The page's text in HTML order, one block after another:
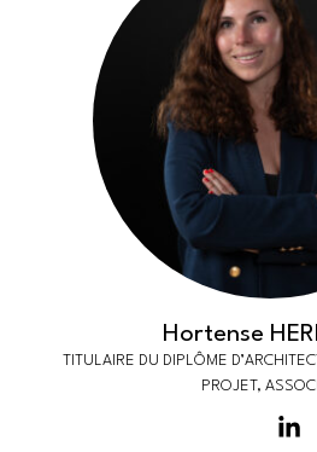
Hortense
TITULAIRE DU DIPLÔME
PROJET,